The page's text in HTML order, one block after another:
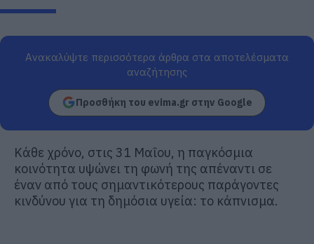
Ανακαλύψτε περισσότερα άρθρα στα αποτελέσματα
αναζήτησης
Προσθήκη του evima.gr στην Google
Κάθε χρόνο, στις 31 Μαΐου, η παγκόσμια
κοινότητα υψώνει τη φωνή της απέναντι σε
έναν από τους σημαντικότερους παράγοντες
κινδύνου για τη δημόσια υγεία: το κάπνισμα.